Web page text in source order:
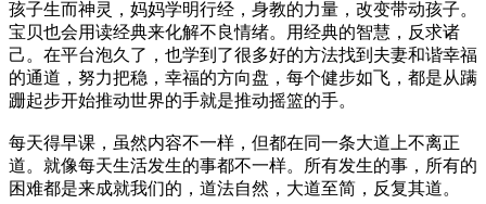
孩子生而神灵，妈妈学明行经，身教的力量，改变带动孩子。
宝贝也会用读经典来化解不良情绪。用经典的智慧，反求诸
己。在平台泡久了，也学到了很多好的方法找到夫妻和谐幸福
的通道，努力把稳，幸福的方向盘，每个健步如飞，都是从蹒
跚起步开始推动世界的手就是推动摇篮的手。
每天得早课，虽然内容不一样，但都在同一条大道上不离正
道。就像每天生活发生的事都不一样。所有发生的事，所有的
困难都是来成就我们的，道法自然，大道至简，反复其道。